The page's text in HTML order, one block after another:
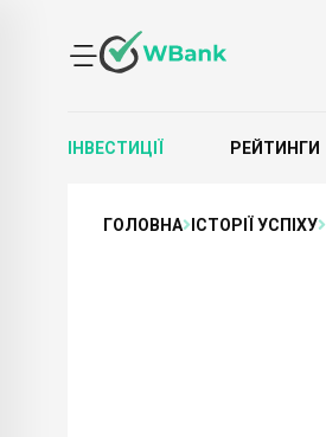
ІНВЕСТИЦІЇ РЕЙТИНГИ
ГОЛОВНА ІСТОРІЇ УСПІХУ